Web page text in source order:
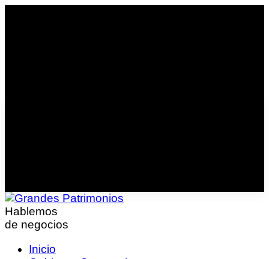
Hablemos
de negocios
Inicio